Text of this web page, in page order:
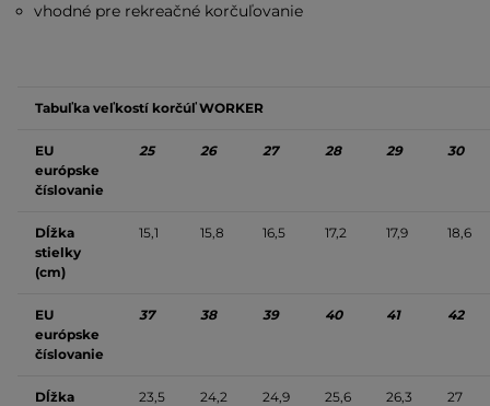
vhodné pre rekreačné korčuľovanie
Tabuľka veľkostí korčúľ WORKER
EU
európske
číslovanie
25 26 27 28 29 30
Dĺžka
stielky
(cm)
15,1 15,8 16,5 17,2 17,9 18,6
EU
európske
číslovanie
37 38 39 40 41 42
Dĺžka
23,5 24,2 24,9 25,6 26,3 27